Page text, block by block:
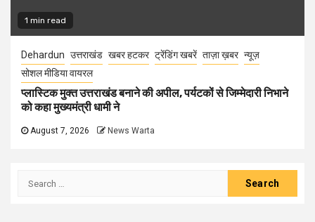
1 min read
Dehardun उत्तराखंड खबर हटकर ट्रेंडिंग खबरें ताज़ा ख़बर न्यूज़
सोशल मीडिया वायरल
प्लास्टिक मुक्त उत्तराखंड बनाने की अपील, पर्यटकों से जिम्मेदारी निभाने
को कहा मुख्यमंत्री धामी ने
August 7, 2026 News Warta
Search